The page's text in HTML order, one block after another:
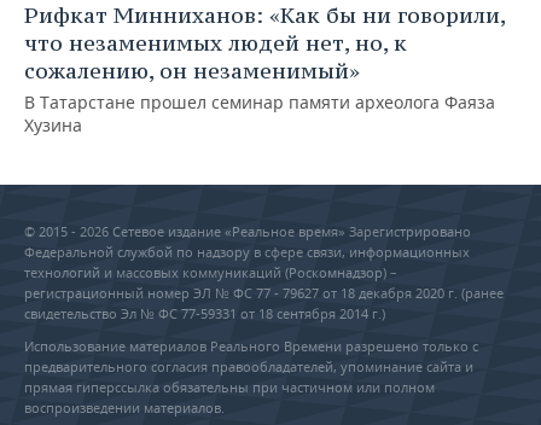
Рифкат Минниханов: «Как бы ни говорили,
что незаменимых людей нет, но, к
сожалению, он незаменимый»
В Татарстане прошел семинар памяти археолога Фаяза
Хузина
© 2015 - 2026 Сетевое издание «Реальное время» Зарегистрировано
Федеральной службой по надзору в сфере связи, информационных
технологий и массовых коммуникаций (Роскомнадзор) –
регистрационный номер ЭЛ № ФС 77 - 79627 от 18 декабря 2020 г. (ранее
свидетельство Эл № ФС 77-59331 от 18 сентября 2014 г.)
Использование материалов Реального Времени разрешено только с
предварительного согласия правообладателей, упоминание сайта и
прямая гиперссылка обязательны при частичном или полном
воспроизведении материалов.